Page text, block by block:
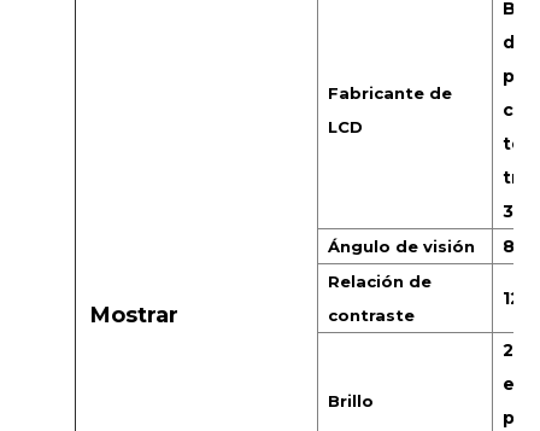
Mostrar
Fabricante de
LCD
de
Ángulo de visión 89/
Relación de
contraste
Brillo